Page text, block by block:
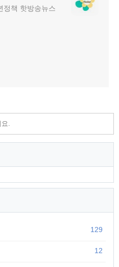
정책 핫방송뉴스
129
12